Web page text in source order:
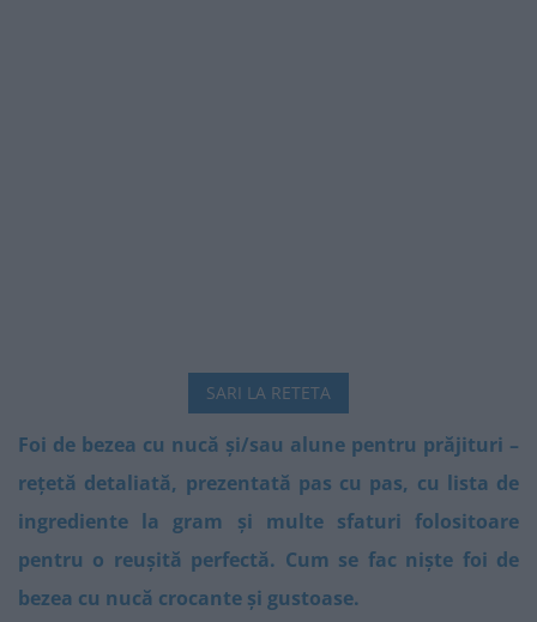
SARI LA RETETA
Foi de bezea cu nucă și/sau alune pentru prăjituri –
rețetă detaliată, prezentată pas cu pas, cu lista de
ingrediente la gram și multe sfaturi folositoare
pentru o reușită perfectă. Cum se fac niște foi de
bezea cu nucă crocante și gustoase.